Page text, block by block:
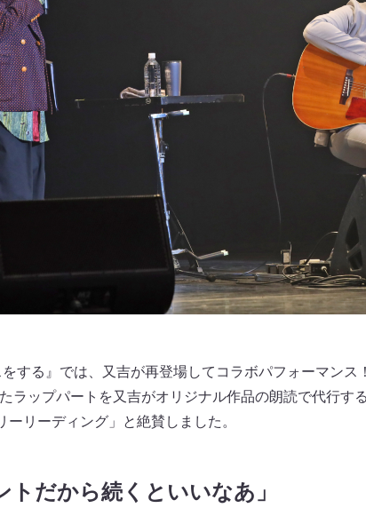
する』では、又吉が再登場してコラボパフォーマン
ラップパートを又吉がオリジナル作品の朗読で代行す
ーリーディング」と絶賛しました。
トだから続くといいなあ」